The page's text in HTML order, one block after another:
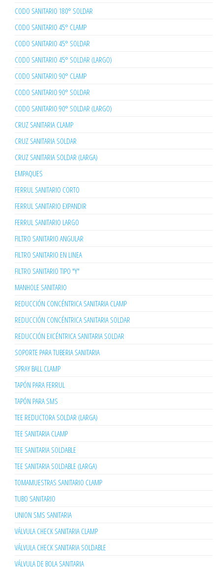
CODO SANITARIO 180° SOLDAR
CODO SANITARIO 45° CLAMP
CODO SANITARIO 45° SOLDAR
CODO SANITARIO 45° SOLDAR (LARGO)
CODO SANITARIO 90° CLAMP
CODO SANITARIO 90° SOLDAR
CODO SANITARIO 90° SOLDAR (LARGO)
CRUZ SANITARIA CLAMP
CRUZ SANITARIA SOLDAR
CRUZ SANITARIA SOLDAR (LARGA)
EMPAQUES
FERRUL SANITARIO CORTO
FERRUL SANITARIO EXPANDIR
FERRUL SANITARIO LARGO
FILTRO SANITARIO ANGULAR
FILTRO SANITARIO EN LINEA
FILTRO SANITARIO TIPO "Y"
MANHOLE SANITARIO
REDUCCIÓN CONCÉNTRICA SANITARIA CLAMP
REDUCCIÓN CONCÉNTRICA SANITARIA SOLDAR
REDUCCIÓN EXCÉNTRICA SANITARIA SOLDAR
SOPORTE PARA TUBERIA SANITARIA
SPRAY BALL CLAMP
TAPÓN PARA FERRUL
TAPÓN PARA SMS
TEE REDUCTORA SOLDAR (LARGA)
TEE SANITARIA CLAMP
TEE SANITARIA SOLDABLE
TEE SANITARIA SOLDABLE (LARGA)
TOMAMUESTRAS SANITARIO CLAMP
TUBO SANITARIO
UNION SMS SANITARIA
VÁLVULA CHECK SANITARIA CLAMP
VÁLVULA CHECK SANITARIA SOLDABLE
VÁLVULA DE BOLA SANITARIA